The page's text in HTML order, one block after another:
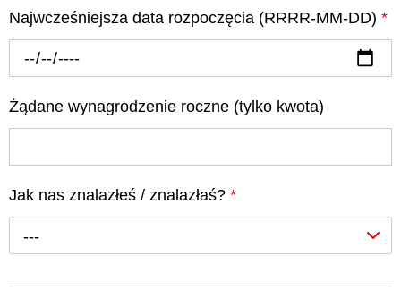
Najwcześniejsza data rozpoczęcia (RRRR-MM-DD) *
Żądane wynagrodzenie roczne (tylko kwota)
Jak nas znalazłeś / znalazłaś? *
---